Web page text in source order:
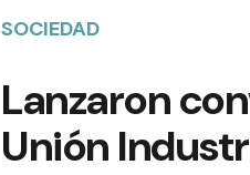
SOCIEDAD
Lanzaron
Unión